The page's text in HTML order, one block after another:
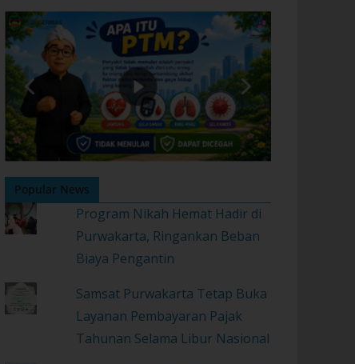
Popular News
Program Nikah Hemat Hadir di
Purwakarta, Ringankan Beban
Biaya Pengantin
Samsat Purwakarta Tetap Buka
Layanan Pembayaran Pajak
Tahunan Selama Libur Nasional